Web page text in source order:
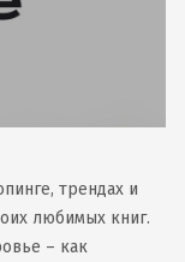
трендах и
любимых книг.
– как